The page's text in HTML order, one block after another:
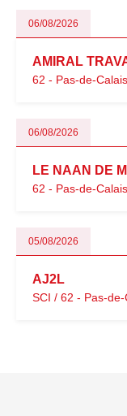
06/08/2026
AMIRAL
62 - Pas-de-Calais
06/08/2026
LE NAAN DE
62 - Pas-de-Calais
05/08/2026
AJ2L
SCI / 62 - Pas-de-